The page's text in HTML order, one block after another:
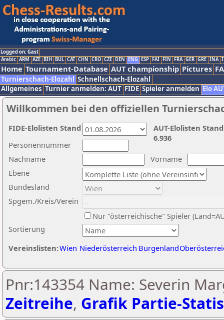
Logged on: Gast
Arabic ARM AZE BIH BUL CAT CHN CRO CZE DEN ENG ESP FAI FIN FRA GER GRE INA
Home Tournament-Database AUT championship Pictures
Turnierschach-Elozahl Schnellschach-Elozahl
Allgemeines Turnier anmelden: AUT FIDE Spieler anmelden Elo
Willkommen bei den offiziellen
Nachname
Vorname
Ebene
Sortierung
Personennummer
Bundesland
Spgem./Kreis/Verein
Nur "österreichische" Spieler
Vereinslisten:Wien Niederösterreich Burgenland
AUT-Elolisten
6.936
FIDE-Elolisten Stand
Pnr:143354 Name: Severin
Zeitreihe, Grafik Partie-